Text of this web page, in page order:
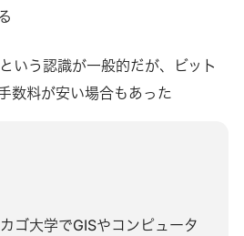
いう認識が一般的だが、ビット
数料が安い場合もあった
ゴ大学でGISやコンピュータ